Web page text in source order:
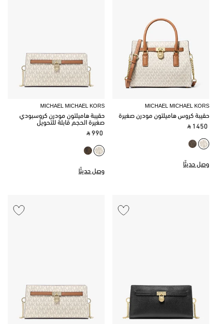
MICHAEL MICHAEL KORS
حقيبة كروس هاميلتون مودرن صغيرة
‎ ⃁ 1450 ‎
وصل حديثًا
MICHAEL MICHAEL KORS
حقيبة هاميلتون مودرن كروسبودي
صغيرة الحجم قابلة للتحويل
‎ ⃁ 990 ‎
وصل حديثًا